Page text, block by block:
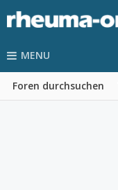
MENU
Foren durchsuchen